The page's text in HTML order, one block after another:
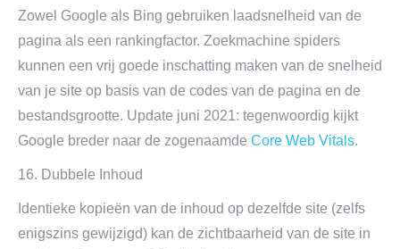
Zowel Google als Bing gebruiken laadsnelheid van de
pagina als een rankingfactor. Zoekmachine spiders
kunnen een vrij goede inschatting maken van de snelheid
van je site op basis van de codes van de pagina en de
bestandsgrootte. Update juni 2021: tegenwoordig kijkt
Google breder naar de zogenaamde Core Web Vitals.
16. Dubbele Inhoud
Identieke kopieën van de inhoud op dezelfde site (zelfs
enigszins gewijzigd) kan de zichtbaarheid van de site in